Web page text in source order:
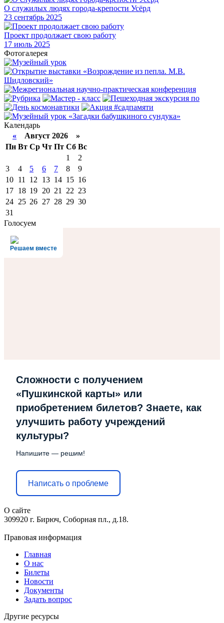
О служилых людях города-крепости Усёрд
23 сентябрь 2025
Проект продолжает свою работу
17 июль 2025
Фотогалерея
Календарь
« Август 2026 »
Пн Вт Ср Чт Пт Сб Вс
1
2
3
4 5 6 7 8
9
10 11 12 13 14 15 16
17 18 19 20 21 22 23
24 25 26 27 28 29 30
31
Голосуем
Решаем вместе
Сложности с получением
«Пушкинской карты» или
приобретением билетов? Знаете, как
улучшить работу учреждений
культуры?
Напишите — решим!
Написать о проблеме
О сайте
309920 г. Бирюч, Соборная пл., д.18.
Правовая информация
Главная
О нас
Билеты
Новости
Документы
Задать вопрос
Другие ресурсы